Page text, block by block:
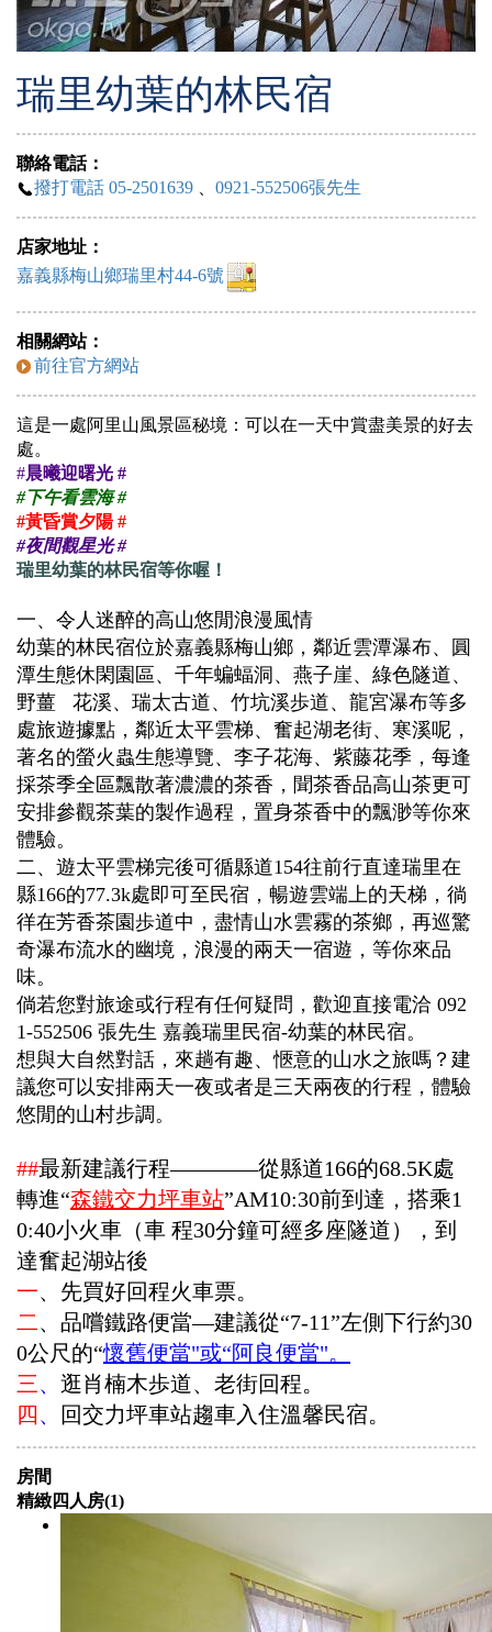
瑞里幼葉的林民宿
聯絡電話：
撥打電話 05-2501639
0921-552506張先生
店家地址：
嘉義縣梅山鄉瑞里村44-6號
相關網站：
前往官方網站
這是一處阿里山風景區秘境：可以在一天中賞盡美景的好去
處。
#晨曦迎曙光 #
#下午看雲海 #
#黃昏賞夕陽 #
#夜間觀星光 #
瑞里幼葉的林民宿等你喔！
一、令人迷醉的高山悠閒浪漫風情
幼葉的林民宿位於嘉義縣梅山鄉，鄰近雲潭瀑布、圓
潭生態休閑園區、千年蝙蝠洞、燕子崖、綠色隧道、
野薑 花溪、瑞太古道、竹坑溪歩道、龍宮瀑布等多
處旅遊據點，鄰近太平雲梯、奮起湖老街、寒溪呢，
著名的螢火蟲生態導覽、李子花海、紫藤花季，每逢
採茶季全區飄散著濃濃的茶香，聞茶香品高山茶更可
安排參觀茶葉的製作過程，置身茶香中的飄渺等你來
體驗。
二、遊太平雲梯完後可循縣道154往前行直達瑞里在
縣166的77.3k處即可至民宿，暢遊雲端上的天梯，徜
徉在芳香茶園歩道中，盡情山水雲霧的茶鄉，再巡驚
奇瀑布流水的幽境，浪漫的兩天一宿遊，等你來品
味。
倘若您對旅途或行程有任何疑問，歡迎直接電洽 092
1-552506 張先生 嘉義瑞里民宿-幼葉的林民宿。
想與大自然對話，來趟有趣、愜意的山水之旅嗎？建
議您可以安排兩天一夜或者是三天兩夜的行程，體驗
悠閒的山村步調。
##最新建議行程————從縣道166的68.5K處
轉進“森鐵交力坪車站”AM10:30前到達，搭乘1
0:40小火車（車 程30分鐘可經多座隧道），到
達奮起湖站後
一、先買好回程火車票。
二、品嚐鐵路便當—建議從“7-11”左側下行約30
0公尺的“懷舊便當"或“阿良便當"。
三、 逛肖楠木歩道、老街回程。
四 、 回交力坪車站趨車入住溫馨民宿。
房間
精緻四人房(1)